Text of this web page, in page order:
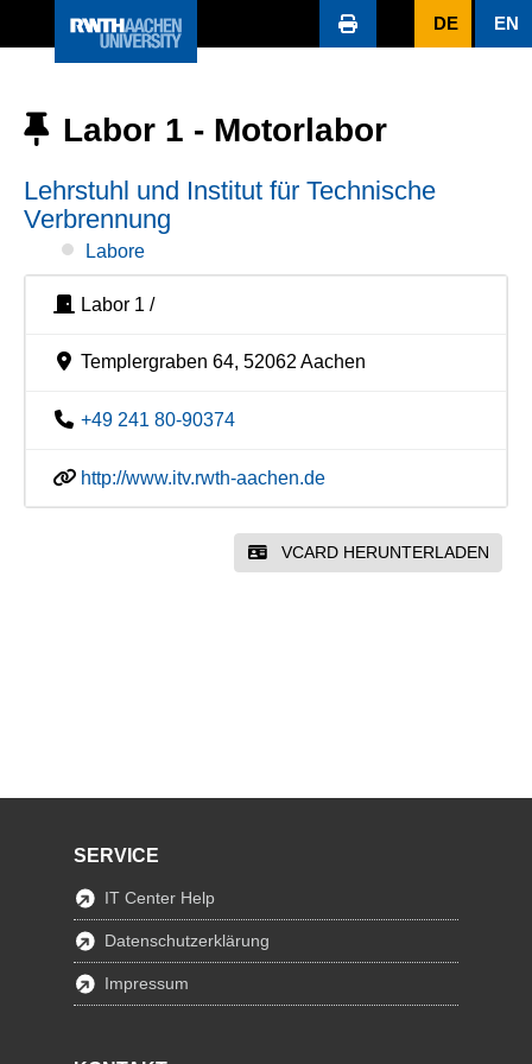
DE EN
Labor 1 - Motorlabor
Lehrstuhl und Institut für Technische
Verbrennung
Labore
Labor 1 /
Templergraben 64, 52062 Aachen
+49 241 80-90374
http://www.itv.rwth-aachen.de
VCARD HERUNTERLADEN
SERVICE
IT Center Help
Datenschutzerklärung
Impressum